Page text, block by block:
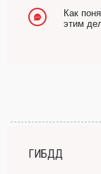
Как
этим
ГИБДД